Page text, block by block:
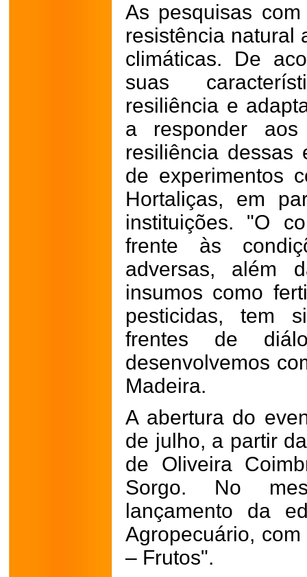
As pesquisas
resistência natural
climáticas. De
suas
resiliência e
a responder aos
resiliência dessas
de experimentos
Hortaliças, em
instituições. "O
frente às
adversas, além
insumos como
pesticidas, tem
frentes de
desenvolvemos
Madeira.
A abertura do
de julho, a partir
de Oliveira
Sorgo. No
lançamento da
Agropecuário,
– Frutos".